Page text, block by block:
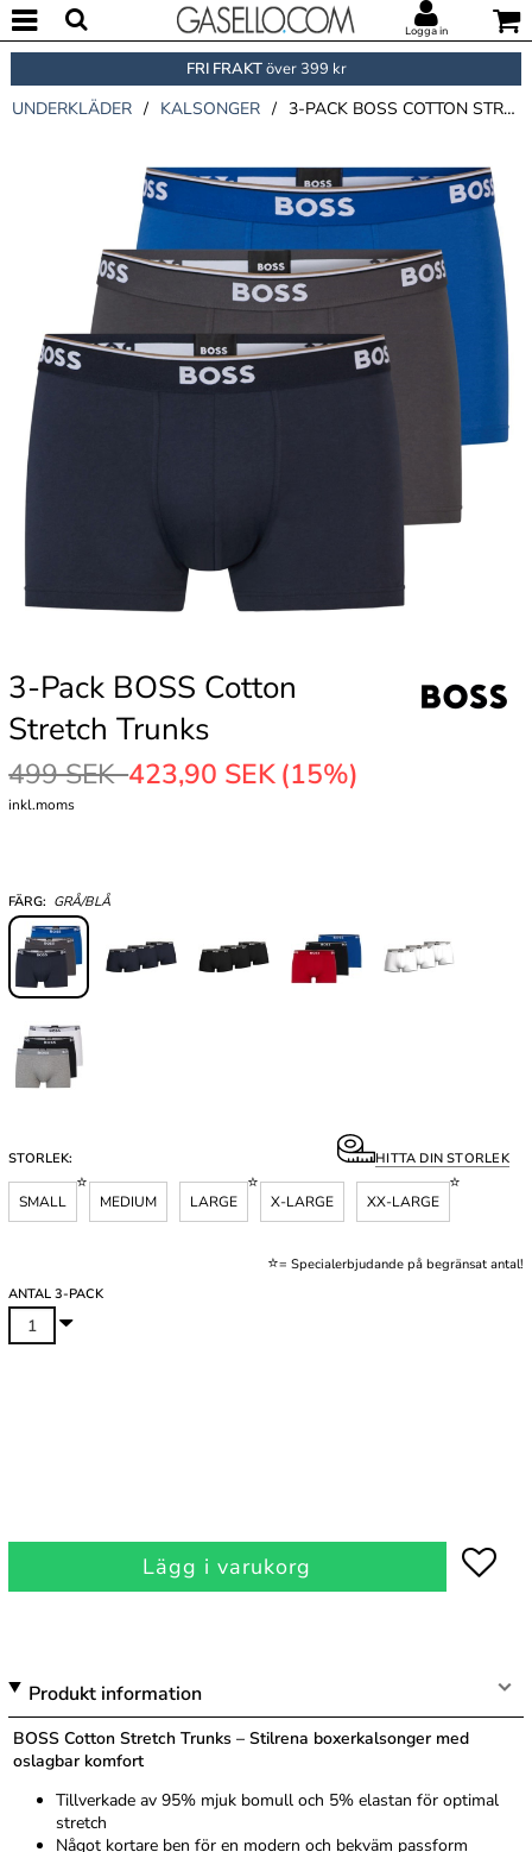
Logga in
FRI FRAKTöver 399 kr
UNDERKLÄDER / KALSONGER / 3-PACK BOSS COTTON STRETCH TRUNKS
3-Pack BOSS Cotton
Stretch Trunks
499 SEK423,90 SEK(15%)
inkl.moms
FÄRG: GRÅ/BLÅ
STORLEK: HITTA DIN STORLEK
SMALL MEDIUM LARGE X-LARGE XX-LARGE
⭐= Specialerbjudande på begränsat antal!
ANTAL 3-PACK
Lägg i varukorg
Produkt information
BOSS Cotton Stretch Trunks – Stilrena boxerkalsonger med
oslagbar komfort
Tillverkade av 95% mjuk bomull och 5% elastan för optimal
stretch
Något kortare ben för en modern och bekväm passform